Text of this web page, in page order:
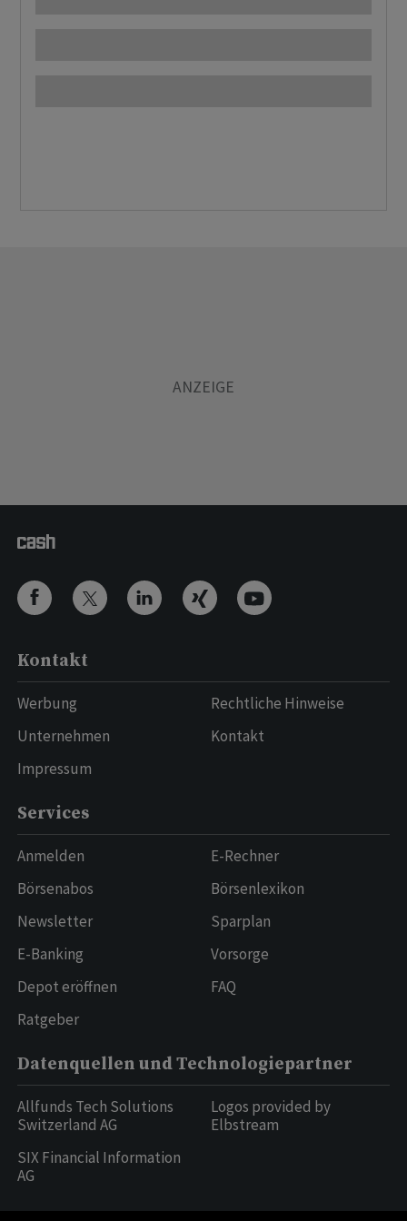
Kontakt
Werbung
Unternehmen
Impressum
Rechtliche Hinweise
Kontakt
Services
Anmelden
Börsenabos
Newsletter
E-Banking
Depot eröffnen
Ratgeber
E-Rechner
Börsenlexikon
Sparplan
Vorsorge
FAQ
Datenquellen und Technologiepartner
Allfunds Tech Solutions
Switzerland AG
SIX Financial Information
AG
Logos provided by
Elbstream